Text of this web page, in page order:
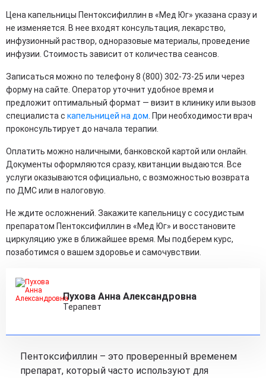
Цена капельницы Пентоксифиллин в «Мед Юг» указана сразу и
не изменяется. В нее входят консультация, лекарство,
инфузионный раствор, одноразовые материалы, проведение
инфузии. Стоимость зависит от количества сеансов.
Записаться можно по телефону 8 (800) 302-73-25 или через
форму на сайте. Оператор уточнит удобное время и
предложит оптимальный формат — визит в клинику или вызов
специалиста с капельницей на дом . При необходимости врач
проконсультирует до начала терапии.
Оплатить можно наличными, банковской картой или онлайн.
Документы оформляются сразу, квитанции выдаются. Все
услуги оказываются официально, с возможностью возврата
по ДМС или в налоговую.
Не ждите осложнений. Закажите капельницу с сосудистым
препаратом Пентоксифиллин в «Мед Юг» и восстановите
циркуляцию уже в ближайшее время. Мы подберем курс,
позаботимся о вашем здоровье и самочувствии.
Пухова Анна Александровна
Терапевт
Пентоксифиллин – это проверенный временем
препарат, который часто используют для